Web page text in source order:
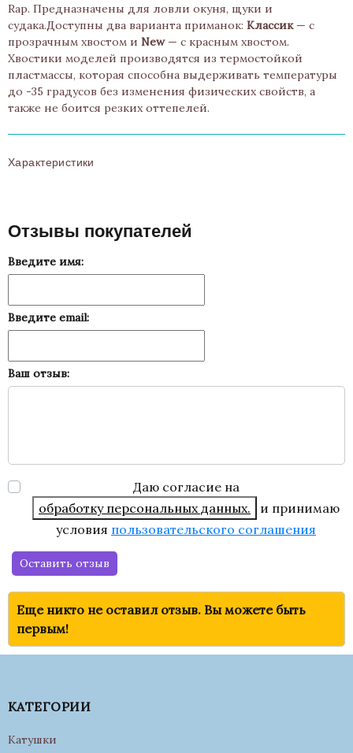
Rap. Предназначены для ловли окуня, щуки и
судака.Доступны два варианта приманок: Классик— с
прозрачным хвостом и New— с красным хвостом.
Хвостики моделей производятся из термостойкой
пластмассы, которая способна выдерживать температуры
до -35 градусов без изменения физических свойств, а
также не боится резких оттепелей.
Характеристики
Отзывы покупателей
Введите имя:
Введите email:
Ваш отзыв:
Даю согласие на
обработку персональных данных.
и принимаю
условия пользовательского соглашения
Оставить отзыв
Еще никто не оставил отзыв. Вы можете быть
первым!
КАТЕГОРИИ
Катушки